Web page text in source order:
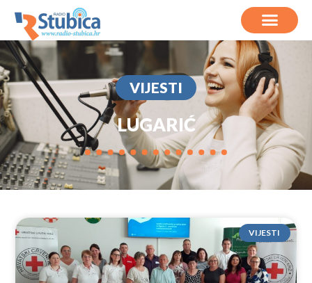
VIJESTI
LUGARIĆ
VIJESTI